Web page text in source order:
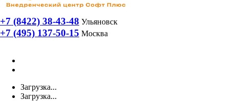
+7 (8422) 38-43-48 Ульяновск
+7 (495) 137-50-15 Москва
Загрузка...
Загрузка...